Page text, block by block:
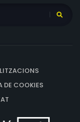
DE COOKIES